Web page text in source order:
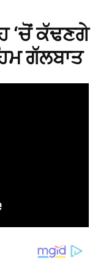
‘ਚੋਂ ਕੱਢਣਗੇ
ਗੱਲਬਾਤ